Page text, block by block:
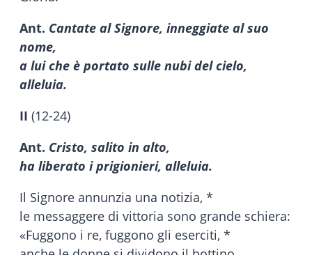
Ant. Cantate al Signore, inneggiate al suo
nome,
a lui che è portato sulle nubi del cielo,
alleluia.
II (12-24)
Ant. Cristo, salito in alto,
ha liberato i prigionieri, alleluia.
Il Signore annunzia una notizia, *
le messaggere di vittoria sono grande schiera:
«Fuggono i re, fuggono gli eserciti, *